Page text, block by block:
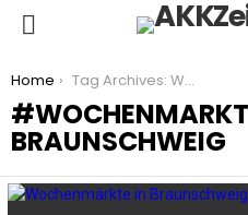
You are here:
Home Tag Archives: Wochenmarkttermine Braunschweig
BRAUNSCHWEIG